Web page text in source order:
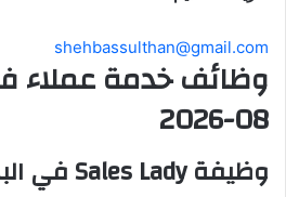
shehbassulthan@gmail.com
08-2026
وظيفة Sales Lady في البحرين